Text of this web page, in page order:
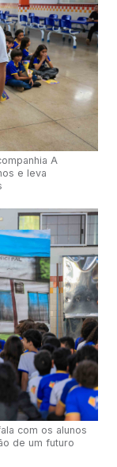
A
e leva
com os alunos
de um futuro